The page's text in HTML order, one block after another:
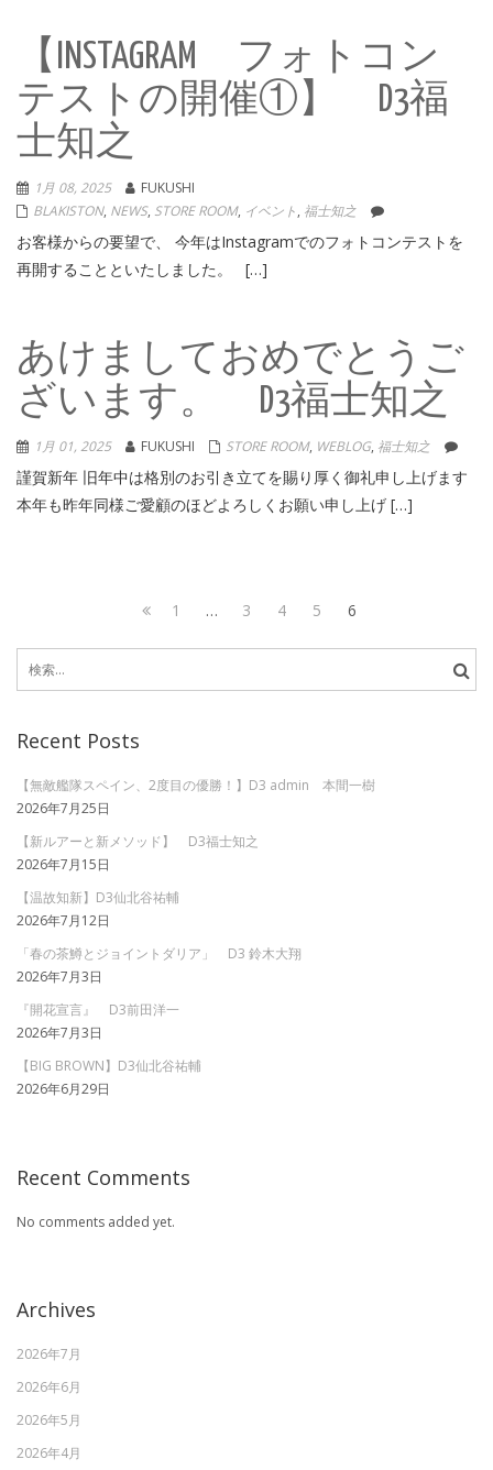
【INSTAGRAM フォトコン
テストの開催①】 D3福
士知之
1月 08, 2025
FUKUSHI
BLAKISTON, NEWS, STORE ROOM, イベント, 福士知之
お客様からの要望で、 今年はInstagramでのフォトコンテストを
再開することといたしました。 […]
あけましておめでとうご
ざいます。 D3福士知之
1月 01, 2025 FUKUSHI STORE ROOM, WEBLOG, 福士知之
謹賀新年 旧年中は格別のお引き立てを賜り厚く御礼申し上げます
本年も昨年同様ご愛顧のほどよろしくお願い申し上げ […]
投
稿
ナ
ゲ
ー
シ
ン
Page
1 … Page
3 Page
4 Page
5 Page
6
索:
Recent Posts
【無敵艦隊スペイン、2度目の優勝！】D3 admin 本間一樹
2026年7月25日
【新ルアーと新メソッド】 D3福士知之
2026年7月15日
【温故知新】D3仙北谷祐輔
2026年7月12日
「春の茶鱒とジョイントダリア」 D3 鈴木大翔
2026年7月3日
『開花宣言』 D3前田洋一
2026年7月3日
【BIG BROWN】D3仙北谷祐輔
2026年6月29日
Recent Comments
No comments added yet.
Archives
2026年7月
2026年6月
2026年5月
2026年4月